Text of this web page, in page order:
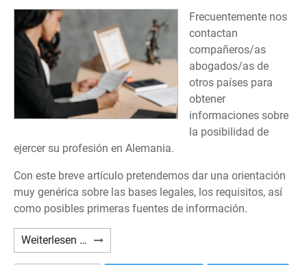
Frecuentemente nos
contactan
compañeros/as
abogados/as de
otros países para
obtener
informaciones sobre
la posibilidad de
ejercer su profesión en Alemania.
Con este breve artículo pretendemos dar una orientación
muy genérica sobre las bases legales, los requisitos, así
como posibles primeras fuentes de información.
Weiterlesen … ¿Cómo
ejercer